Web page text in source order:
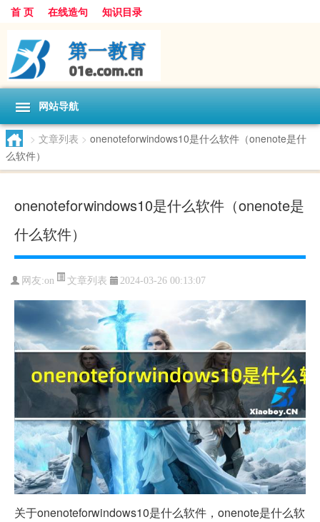
首 页 在线造句 知识目录
网站导航
> 文章列表 > onenoteforwindows10是什么软件（onenote是什
么软件）
onenoteforwindows10是什么软件（onenote是
什么软件）
网友:on 文章列表 2024-03-26 00:13:07
关于onenoteforwindows10是什么软件，onenote是什么软